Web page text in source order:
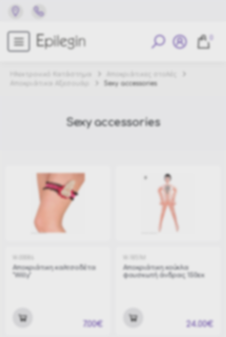
Sexy accessories
Sexy accessories
Αποκριάτικη καλτσοδέτα
"Willy"
7.00€
Αποκριάτικη κούκλα
φουσκωτή άνδρας 150εκ
24.00€